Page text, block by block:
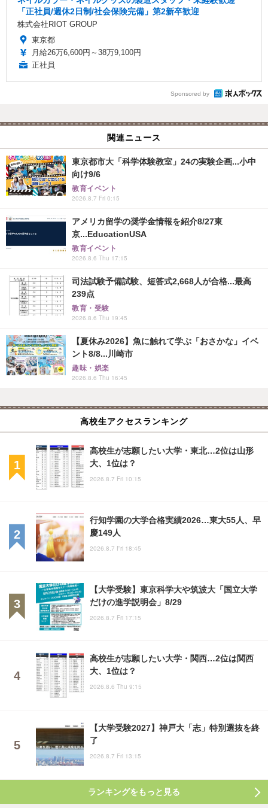
「正社員/週休2日制/社会保険完備」第2新卒歓迎
株式会社RIOT GROUP
東京都
月給26万6,600円～38万9,100円
正社員
Sponsored by
関連ニュース
東京都市大「科学体験教室」24の実験企画...小中
向け9/6
教育イベント
2026.8.7 Fri 0:15
アメリカ留学の奨学金情報を紹介8/27東
京...EducationUSA
教育イベント
2026.8.6 Thu 17:15
司法試験予備試験、短答式2,668人が合格...最高
239点
教育・受験
2026.8.6 Thu 19:45
【夏休み2026】魚に触れて学ぶ「おさかな」イベ
ント8/8...川崎市
趣味・娯楽
2026.8.6 Thu 16:45
高校生アクセスランキング
高校生が志願したい大学・東北…2位は山形
大、1位は？
2026.8.7 Fri 10:15
行知学園の大学合格実績2026…東大55人、早
慶149人
2026.8.7 Fri 18:45
【大学受験】東京科学大や筑波大「国立大学
だけの進学説明会」8/29
2026.8.7 Fri 17:15
高校生が志願したい大学・関西…2位は関西
大、1位は？
2026.8.6 Thu 9:15
【大学受験2027】神戸大「志」特別選抜を終
了
2026.8.7 Fri 13:15
ランキングをもっと見る